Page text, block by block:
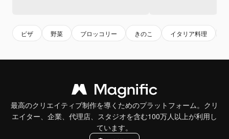
ピザ 野菜 ブロッコリー きのこ イタリア料理
最高のクリエイティブ制作を導くためのプラットフォーム。クリ
エイター、企業、代理店、スタジオを含む100万人以上が利用し
ています。